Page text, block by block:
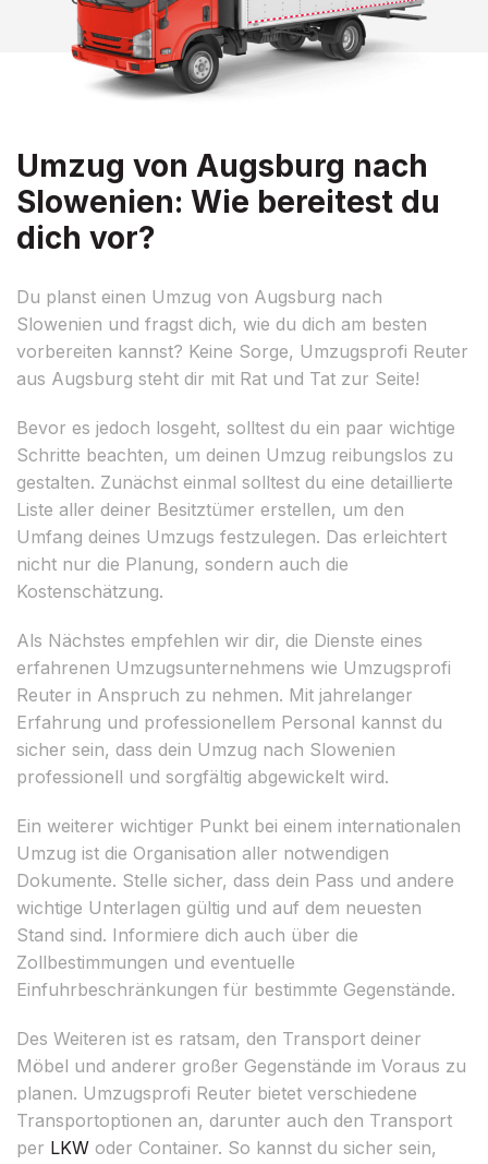
Umzug von Augsburg nach
Slowenien: Wie bereitest du
dich vor?
Du planst einen Umzug von Augsburg nach
Slowenien und fragst dich, wie du dich am besten
vorbereiten kannst? Keine Sorge, Umzugsprofi Reuter
aus Augsburg steht dir mit Rat und Tat zur Seite!
Bevor es jedoch losgeht, solltest du ein paar wichtige
Schritte beachten, um deinen Umzug reibungslos zu
gestalten. Zunächst einmal solltest du eine detaillierte
Liste aller deiner Besitztümer erstellen, um den
Umfang deines Umzugs festzulegen. Das erleichtert
nicht nur die Planung, sondern auch die
Kostenschätzung.
Als Nächstes empfehlen wir dir, die Dienste eines
erfahrenen Umzugsunternehmens wie Umzugsprofi
Reuter in Anspruch zu nehmen. Mit jahrelanger
Erfahrung und professionellem Personal kannst du
sicher sein, dass dein Umzug nach Slowenien
professionell und sorgfältig abgewickelt wird.
Ein weiterer wichtiger Punkt bei einem internationalen
Umzug ist die Organisation aller notwendigen
Dokumente. Stelle sicher, dass dein Pass und andere
wichtige Unterlagen gültig und auf dem neuesten
Stand sind. Informiere dich auch über die
Zollbestimmungen und eventuelle
Einfuhrbeschränkungen für bestimmte Gegenstände.
Des Weiteren ist es ratsam, den Transport deiner
Möbel und anderer großer Gegenstände im Voraus zu
planen. Umzugsprofi Reuter bietet verschiedene
Transportoptionen an, darunter auch den Transport
per LKW oder Container. So kannst du sicher sein,